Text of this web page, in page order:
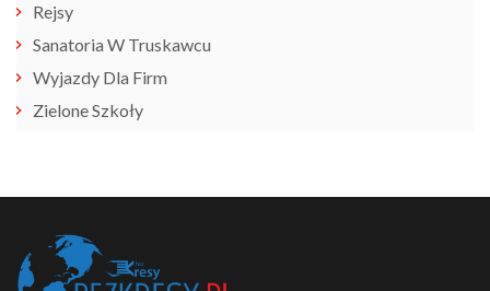
Rejsy
Sanatoria W Truskawcu
Wyjazdy Dla Firm
Zielone Szkoły